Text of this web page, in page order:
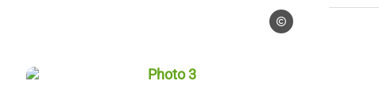
Blogueurs d'Alsace
Photo 3, © Blogueurs d'Alsace